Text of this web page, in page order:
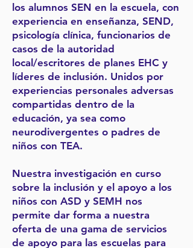
los alumnos SEN en la escuela, con
experiencia en enseñanza, SEND,
psicología clínica, funcionarios de
casos de la autoridad
local/escritores de planes EHC y
líderes de inclusión. Unidos por
experiencias personales adversas
compartidas dentro de la
educación, ya sea como
neurodivergentes o padres de
niños con TEA.
Nuestra investigación en curso
sobre la inclusión y el apoyo a los
niños con ASD y SEMH nos
permite dar forma a nuestra
oferta de una gama de servicios
de apoyo para las escuelas para